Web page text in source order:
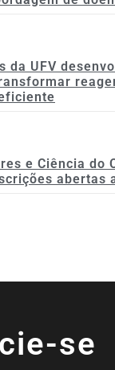
da UFV
e Ciência do
abertas
se